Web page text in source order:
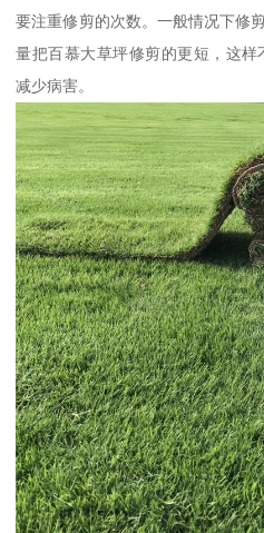
要注重修剪的次数。一般情况下修
量把百慕大草坪修剪的更短，这
减少病害。